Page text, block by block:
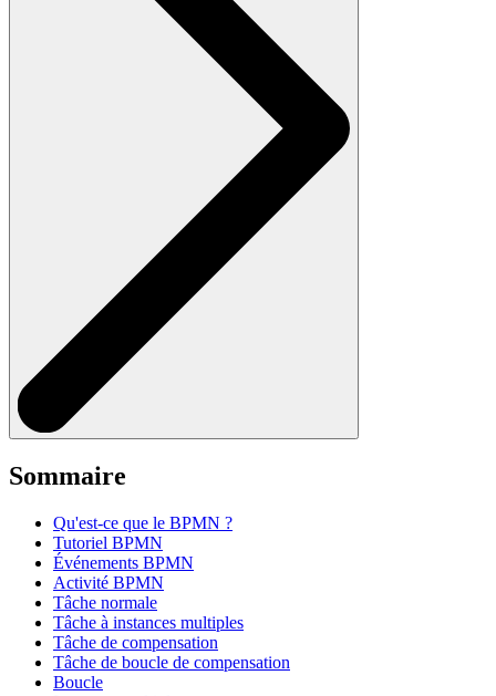
Sommaire
Qu'est-ce que le BPMN ?
Tutoriel BPMN
Événements BPMN
Activité BPMN
Tâche normale
Tâche à instances multiples
Tâche de compensation
Tâche de boucle de compensation
Boucle